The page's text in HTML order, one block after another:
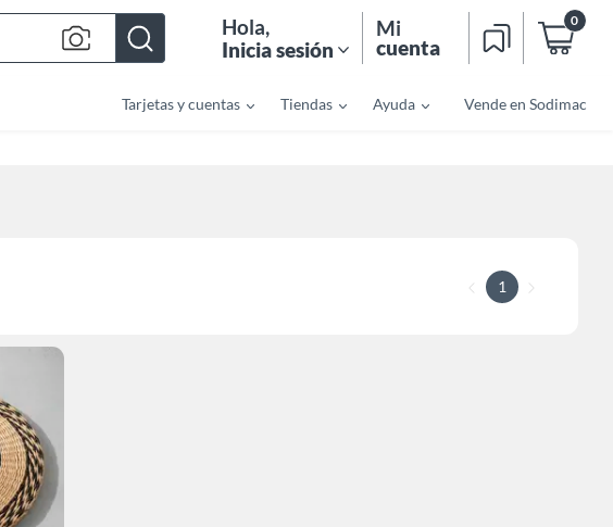
Hola,
Inicia sesión
Mi
cuenta
0
Tarjetas y cuentas Tiendas Ayuda Vende en Sodimac
1